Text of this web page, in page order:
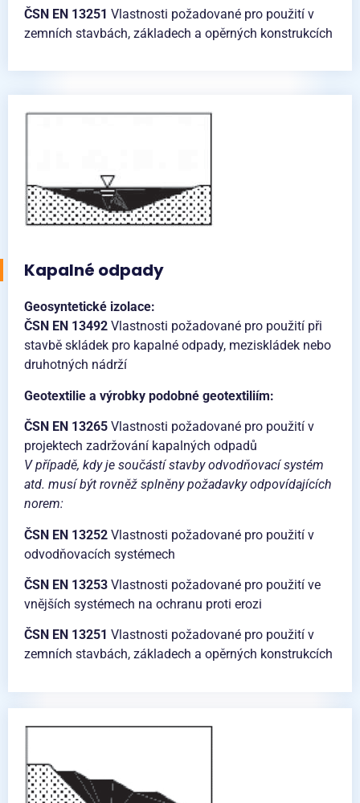
ČSN EN 13251 Vlastnosti požadované pro použití v
zemních stavbách, základech a opěrných konstrukcích
Kapalné odpady
Geosyntetické izolace:
ČSN EN 13492 Vlastnosti požadované pro použití při
stavbě skládek pro kapalné odpady, meziskládek nebo
druhotných nádrží
Geotextilie a výrobky podobné geotextiliím:
ČSN EN 13265 Vlastnosti požadované pro použití v
projektech zadržování kapalných odpadů
V případě, kdy je součástí stavby odvodňovací systém
atd. musí být rovněž splněny požadavky odpovídajících
norem:
ČSN EN 13252 Vlastnosti požadované pro použití v
odvodňovacích systémech
ČSN EN 13253 Vlastnosti požadované pro použití ve
vnějších systémech na ochranu proti erozi
ČSN EN 13251 Vlastnosti požadované pro použití v
zemních stavbách, základech a opěrných konstrukcích